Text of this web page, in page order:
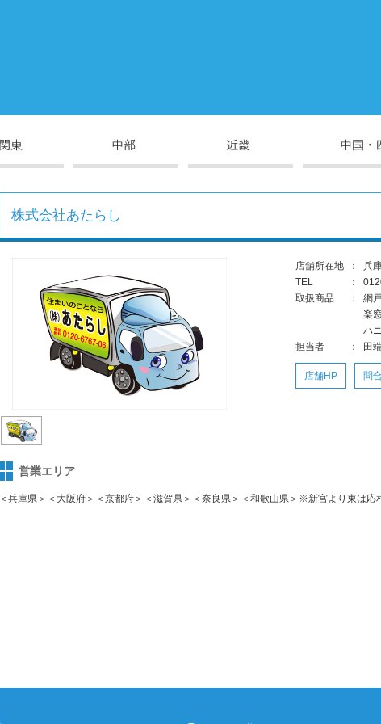
株式会社あたらし
店舗所在地 ：
兵
TEL
：
取扱商品
：
網
楽
ハ
担当者
： 田
店舗HP 問
営業エリア
＜兵庫県＞＜大阪府＞＜京都府＞＜滋賀県＞＜奈良県＞＜和歌山県＞※新宮より東は応